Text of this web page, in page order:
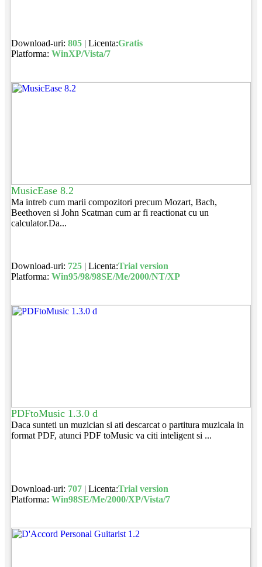
Download-uri: 805| Licenta:Gratis
Platforma: WinXP/Vista/7
MusicEase 8.2
Ma intreb cum marii compozitori precum Mozart, Bach,
Beethoven si John Scatman cum ar fi reactionat cu un
calculator.Da...
Download-uri: 725| Licenta:Trial version
Platforma: Win95/98/98SE/Me/2000/NT/XP
PDFtoMusic 1.3.0 d
Daca sunteti un muzician si ati descarcat o partitura muzicala in
format PDF, atunci PDF toMusic va citi inteligent si ...
Download-uri: 707| Licenta:Trial version
Platforma: Win98SE/Me/2000/XP/Vista/7